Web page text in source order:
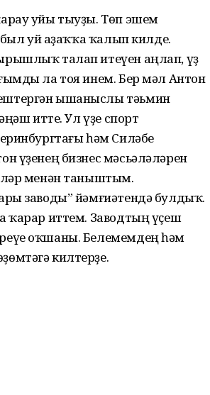
уйы тыуҙы. Төп эшем
уй аҙаҡҡа ҡалып килде.
талап итеүен аңлап, үҙ
ла тоя инем. Бер мәл Антон
ышаныслы тәьмин
итте. Ул үҙе спорт
һәм Силәбе
үҙенең бизнес мәсьәләләрен
менән таныштым.
заводы” йәмғиәтендә булдыҡ.
ҡарар иттем. Заводтың үҫеш
оҡшаны. Белемемдең һәм
килтерҙе.